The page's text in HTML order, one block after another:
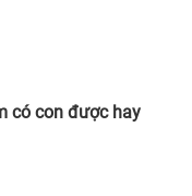
có con được hay